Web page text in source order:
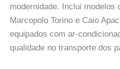
modernidade. Inclui modelos
Marcopolo Torino e Caio
equipados com ar-
qualidade no transporte dos